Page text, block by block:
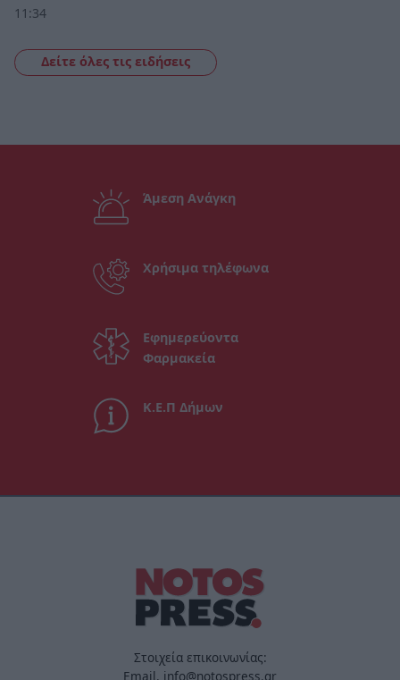
11:34
Δείτε όλες τις ειδήσεις
Άμεση Ανάγκη
Χρήσιμα τηλέφωνα
Εφημερεύοντα
Φαρμακεία
Κ.Ε.Π Δήμων
Στοιχεία επικοινωνίας:
Email. info@notospress.gr